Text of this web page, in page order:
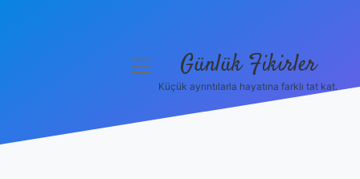
menüyü Günlük Fikirler
Küçük ayrıntılarla hayatına farklı tat kat.